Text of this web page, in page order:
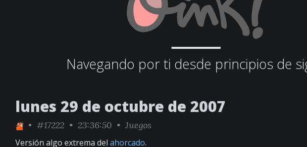
Navegando por ti desde principios de
lunes 29 de octubre de 2007
• #17222 • 23:36:50 • Juegos
Versión algo extrema del ahorcado.